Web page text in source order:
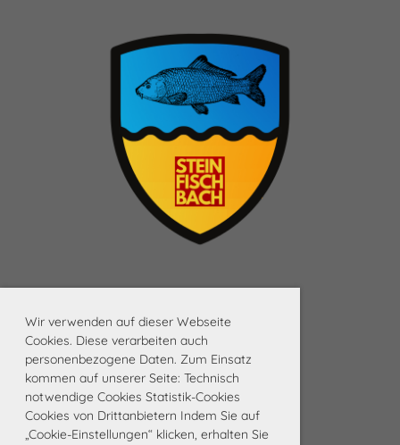
Wir verwenden auf dieser Webseite
Cookies. Diese verarbeiten auch
personenbezogene Daten. Zum Einsatz
kommen auf unserer Seite: Technisch
notwendige Cookies Statistik-Cookies
Cookies von Drittanbietern Indem Sie auf
„Cookie-Einstellungen“ klicken, erhalten Sie